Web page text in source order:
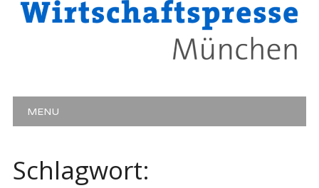
Hauptmenü
MENU
Schlagwort: